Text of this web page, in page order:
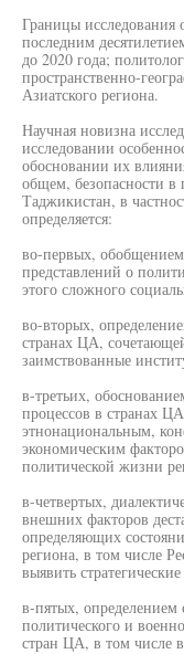
Границы
последним
до 2020 года;
пространственно-
Азиатского региона.
Научная новизна
исследовании
обосновании их
общем, безопасности в
Таджикистан, в
определяется:
во-первых,
представлений о
этого сложного
во-вторых,
странах ЦА,
заимствованные
в-третьих,
процессов в странах
этнонациональным,
экономическим
политической жизни
в-четвертых,
внешних факторов
определяющих
региона, в том числе
выявить
в-пятых, определением
политического и
стран ЦА, в том числе